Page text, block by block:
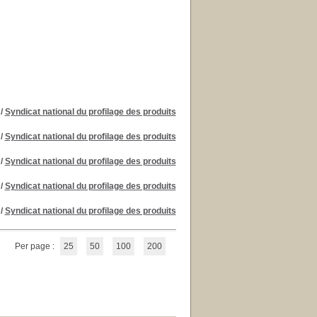
Syndicat national du profilage des produits
Syndicat national du profilage des produits
Syndicat national du profilage des produits
Syndicat national du profilage des produits
Syndicat national du profilage des produits
Per page : 25 50 100 200